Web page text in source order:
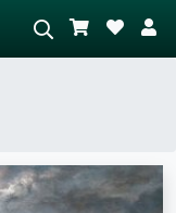
mit viel Rot, Dunkles
Stehender Akt neben einem